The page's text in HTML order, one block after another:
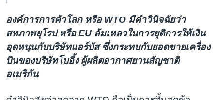
องค์การการค้าโลก หรือ WTO มีคำวินิจฉัยว่า
สหภาพยุโรป หรือ EU ล้มเหลวในการยุติการให้เงิน
อุดหนุนกับบริษัทแอร์บัส ซึ่งกระทบกับยอดขายเครื่อง
บินของบริษัทโบอิ้ง ผู้ผลิตอากาศยานสัญชาติ
อเมริกัน